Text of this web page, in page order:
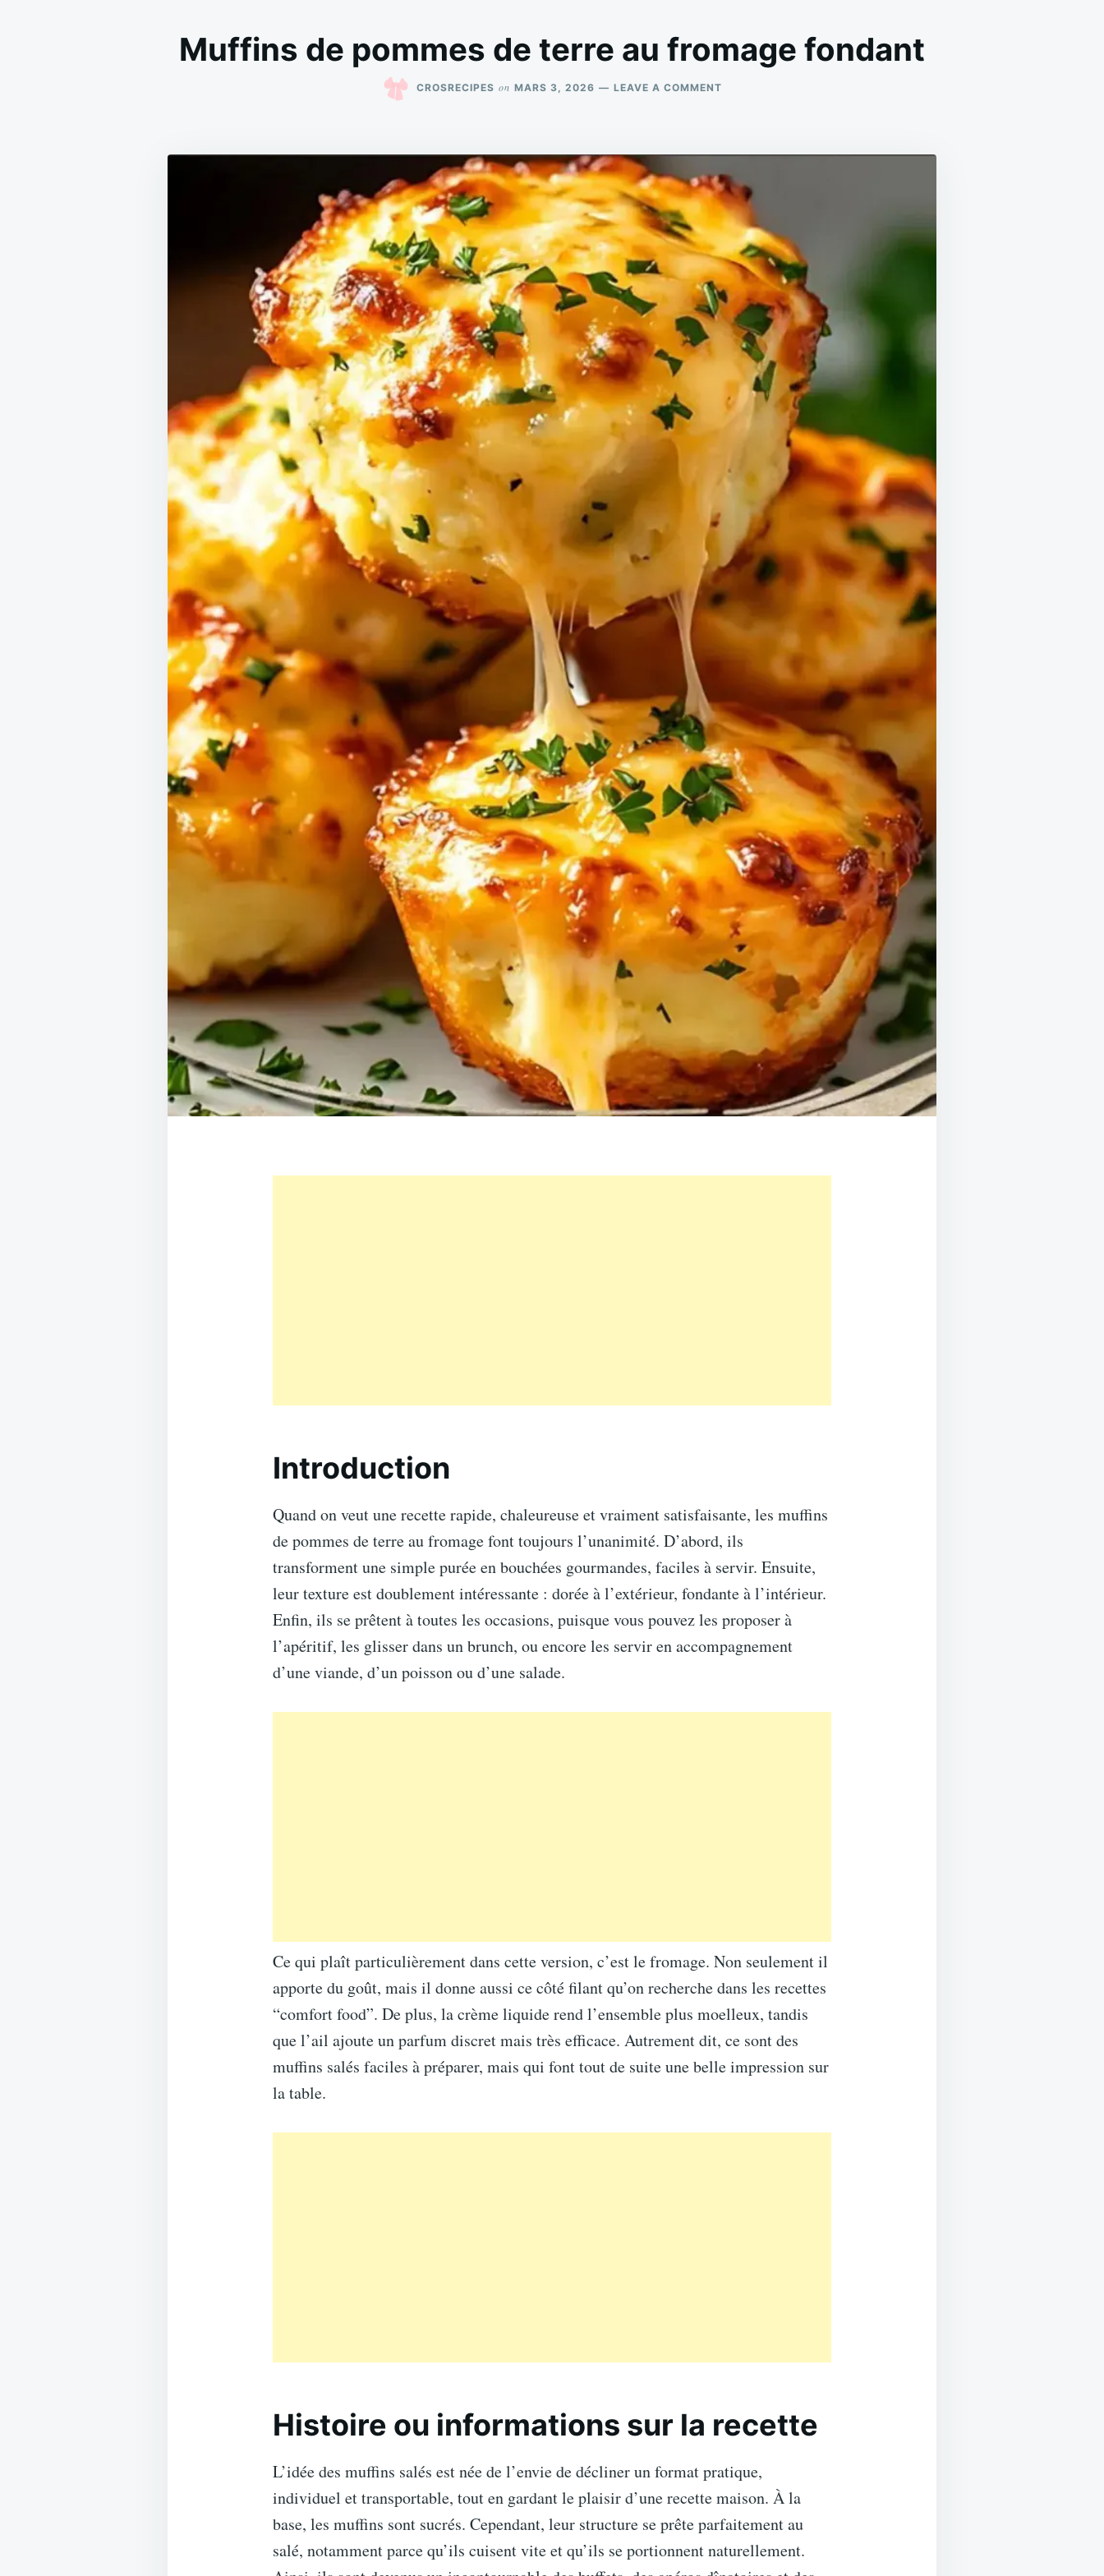
Muffins de pommes de terre au fromage fondant
CROSRECIPES on MARS 3, 2026 LEAVE A COMMENTON
AU
FROMAGE
FONDANT
Introduction
Quand on veut une recette rapide, chaleureuse et vraiment satisfaisante, les muffins
de pommes de terre au fromage font toujours l’unanimité. D’abord, ils
transforment une simple purée en bouchées gourmandes, faciles à servir. Ensuite,
leur texture est doublement intéressante : dorée à l’extérieur, fondante à l’intérieur.
Enfin, ils se prêtent à toutes les occasions, puisque vous pouvez les proposer à
l’apéritif, les glisser dans un brunch, ou encore les servir en accompagnement
d’une viande, d’un poisson ou d’une salade.
Ce qui plaît particulièrement dans cette version, c’est le fromage. Non seulement il
apporte du goût, mais il donne aussi ce côté filant qu’on recherche dans les recettes
“comfort food”. De plus, la crème liquide rend l’ensemble plus moelleux, tandis
que l’ail ajoute un parfum discret mais très efficace. Autrement dit, ce sont des
muffins salés faciles à préparer, mais qui font tout de suite une belle impression sur
la table.
Histoire ou informations sur la recette
L’idée des muffins salés est née de l’envie de décliner un format pratique,
individuel et transportable, tout en gardant le plaisir d’une recette maison. À la
base, les muffins sont sucrés. Cependant, leur structure se prête parfaitement au
salé, notamment parce qu’ils cuisent vite et qu’ils se portionnent naturellement.